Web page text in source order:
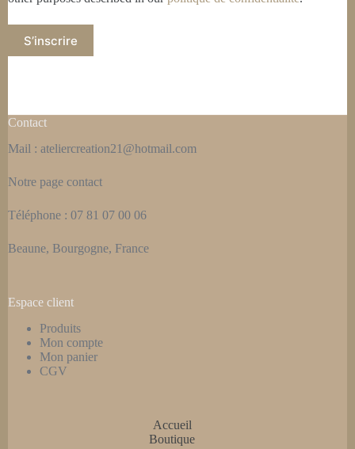
S’inscrire
Contact
Mail : ateliercreation21@hotmail.com
Notre page contact
Téléphone : 07 81 07 00 06
Beaune, Bourgogne, France
Espace client
Produits
Mon compte
Mon panier
CGV
Accueil
Boutique